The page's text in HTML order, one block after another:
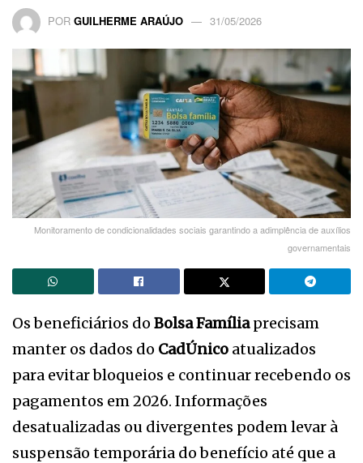
POR GUILHERME ARAÚJO 31/05/2026
Monitoramento de condicionalidades sociais garantindo a adimplência de auxílios
governamentais
Os beneficiários do Bolsa Famíliaprecisam
manter os dados do CadÚnico atualizados
para evitar bloqueios e continuar recebendo os
pagamentos em 2026. Informações
desatualizadas ou divergentes podem levar à
suspensão temporária do benefício até que a